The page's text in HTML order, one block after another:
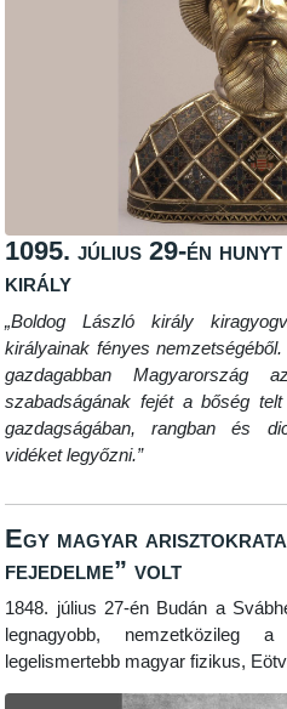
1095. július 29-én
király
„Boldog László király
királyainak fényes
gazdagabban Magyarország
szabadságának fejét a bőség
gazdagságában, rangban és
vidéket legyőzni.”
Egy magyar
fejedelme” volt
1848. július 27-én Budán a
legnagyobb, nemzetközileg
legelismertebb magyar fizikus,